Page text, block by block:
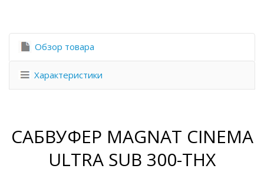
Обзор товара
Характеристики
САБВУФЕР MAGNAT CINEMA
ULTRA SUB 300-THX